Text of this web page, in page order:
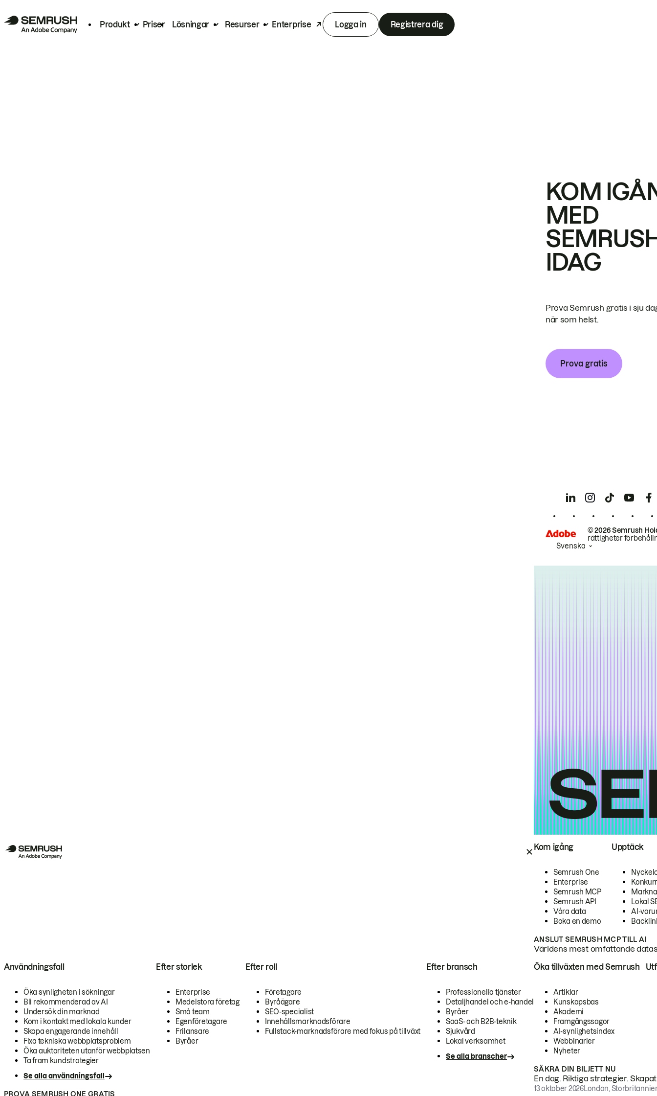
Produkt Priser Lösningar Resurser Enterprise Logga in Registrera dig
Kom igång
Semrush One
Enterprise
Semrush MCP
Semrush API
Våra data
Boka en demo
Upptäck
Lokal
AI-
ANSLUT SEMRUSH MCP TILL AI
Världens mest omfattande
Användningsfall
Öka synligheten i sökningar
Bli rekommenderad av AI
Undersök din marknad
Kom i kontakt med lokala kunder
Skapa engagerande innehåll
Fixa tekniska webbplatsproblem
Öka auktoriteten utanför webbplatsen
Ta fram kundstrategier
Se alla användningsfall
Efter storlek
Enterprise
Medelstora företag
Små team
Egenföretagare
Frilansare
Byråer
Efter roll
Företagare
Byråägare
SEO-specialist
Innehållsmarknadsförare
Fullstack-marknadsförare med fokus på tillväxt
Efter bransch
Professionella tjänster
Detaljhandel och e-handel
Byråer
SaaS- och B2B-teknik
Sjukvård
Lokal verksamhet
Se alla branscher
PROVA SEMRUSH ONE GRATIS
Öka tillväxten med Semrush
Artiklar
Kunskapsbas
Akademi
Framgångssagor
AI-synlighetsindex
Webbinarier
Nyheter
SÄKRA DIN BILJETT NU
En dag. Riktiga strategier.
13 oktober 2026London,
KOM
MED
IDAG
Prova Semrush gratis i sju
när som helst.
Prova gratis
© 2026 Semrush
rättigheter
Svenska